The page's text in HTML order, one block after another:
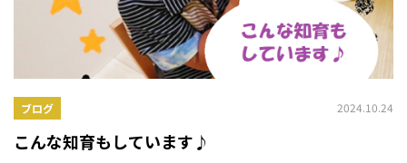
ブログ 2024.10.24
こんな知育もしています♪